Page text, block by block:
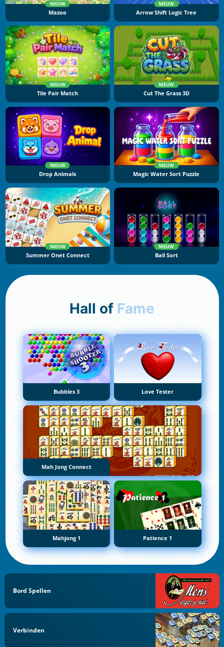
NIEUW
Mazoo
NIEUW
Arrow Shift Logic Tree
NIEUW
Tile Pair Match
NIEUW
Cut The Grass 3D
NIEUW
Drop Animals
NIEUW
Magic Water Sort Puzzle
NIEUW
Summer Onet Connect
NIEUW
Ball Sort
Hall of Fame
Bubbles 3 Love Tester
Mah Jong Connect
Mahjong 1 Patience 1
Bord Spellen
Verbinden